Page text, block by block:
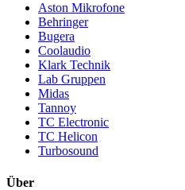
Aston Mikrofone
Behringer
Bugera
Coolaudio
Klark Technik
Lab Gruppen
Midas
Tannoy
TC Electronic
TC Helicon
Turbosound
Über